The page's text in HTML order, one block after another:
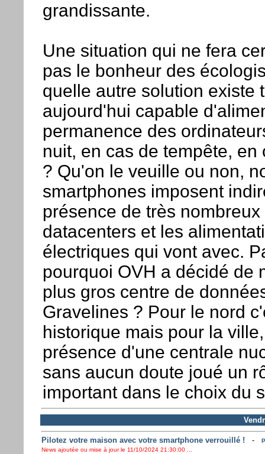
grandissante.
Une situation qui ne fera
pas le bonheur des
quelle autre solution existe
aujourd'hui capable
permanence des
nuit, en cas de tempête, en
? Qu'on le veuille ou non,
smartphones imposent
présence de très nombreux
datacenters et les
électriques qui vont avec.
pourquoi OVH a décidé de
plus gros centre de
Gravelines ? Pour le nord
historique mais pour la
présence d'une centrale
sans aucun doute joué un
important dans le choix du
Pilotez votre maison avec votre smartphone verrouillé ! -
News ajoutée ou mise à jour le 11/10/2024 21:30:00 ...